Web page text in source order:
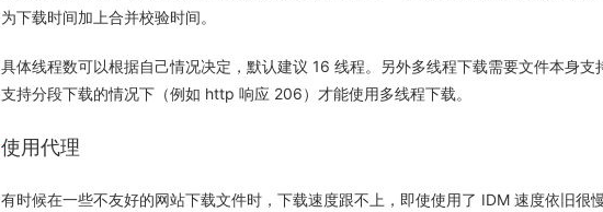
为下载时间加上合并校验时间。
具体线程数可以根据自己情况决定，默认建议 16 线程。另外多线程下载需要文件本身支
支持分段下载的情况下（例如 http 响应 206）才能使用多线程下载。
使用代理
有时候在一些不友好的网站下载文件时，下载速度跟不上，即使使用了 IDM 速度依旧很